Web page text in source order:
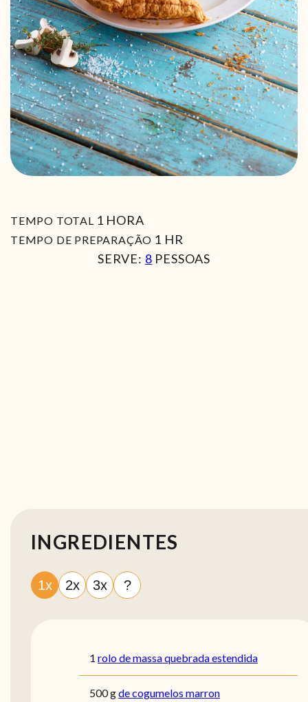
TEMPO TOTAL 1 HORA
HORA
TEMPO DE PREPARAÇÃO 1 HORA
HR
SERVE: 8 PESSOAS
INGREDIENTES
1x 2x 3x ?
1 rolo de massa quebrada estendida
500gde cogumelos marron